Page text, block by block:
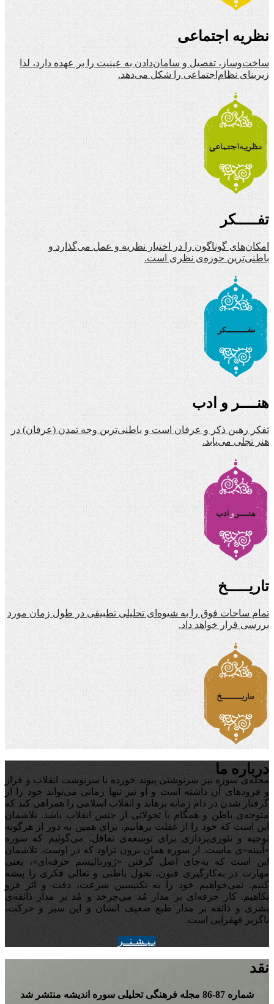
نظریه اجتماعی
ساخت‌وساز، تفصیل و سامان‌دادن به عینیت را بر عهده دارد، لذا
زیربنای نظام‌اجتماعی را شکل می‌دهد.
تفـــــکر
امکان‌های گوناگون را در اختیار نظریه و عمل می‌گذارد و
باطنی‌ترین حوزه‌ی نظری است.
هنــــر و ادب
تفکر رهین ذکر و عرفان است و باطنی‌ترین وجه تمدن (عرفان) در
هنر تجلی می‌یابد.
تاریـــــخ
تمام ساحات فوق را به شیوه‌ای تحلیلی تطبیقی در طول زمان مورد
بررسی قرار خواهد داد.
درباره ما
مجله‌ی سوره نیز سرنوشتی پیوند خورده با سرنوشت انقلاب و فراز
و فرودهای آن داشته است و او نیز تنها زمانی می‌تواند خود را از
گرفتار شدن در دام زمانه برهاند و انقلاب اسلامی را همراهی کند که
متوجه‌ی باطن و همگام با تحولاتی از جنس انقلاب باشد. تلاشمان
این است که خود را از غفلت برهانیم، برای همین به دور از هرگونه
توجیه‌ و تئوری‌پردازی برای توسعه‌ی تغافل،‌ می‌گوئیم که سوره
«آیینه‌»ی ماست. از سوره همان برون تراود که در اوست. تلاشمان
این است که به‌جای اصل گرفتن «ژورنالیسم حرفه‌ای»، یعنی
مهارت در به‌کارگیری فنون، تحول باطنی و تعالی فکری را پیشه
کنیم. نمی‌خواهیم خود را به تکنیسین سرعت، دقت و اثر فرو
بکاهیم. کار حرفه‌ای بر مدار مُد می‌چرخد و مُد بر مدار ذائقه‌ی
بشری و ذائقه بر مدار طبع ضعیف انسان و این سیر و حرکت،
ناگزیر قهقرایی است.
بـيـشـتــر
نقد
شماره 87-86 مجله‌ فرهنگی تحلیلی سوره‌ اندیشه منتشر شد